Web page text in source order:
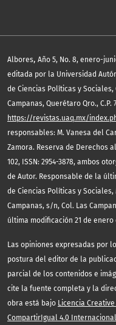
Albores, Año 5, No. 8, enero-
editada por la Universidad
de Ciencias Políticas y
Campanas, Querétaro Qro., C.P.
https://revistas.uaq.mx/
responsables: M. Vanesa del
Zamora. Reserva de Derechos
102, ISSN: 2954-3878, ambos
de Autor. Responsable de la
de Ciencias Políticas y
Campanas, s/n, Col. Las
última modificación 21 de enero
Las opiniones expresadas por
postura del editor de la
parcial de los contenidos e
cite la fuente completa y la
obra está bajo Licencia
CompartirIgual 4.0 Internacional